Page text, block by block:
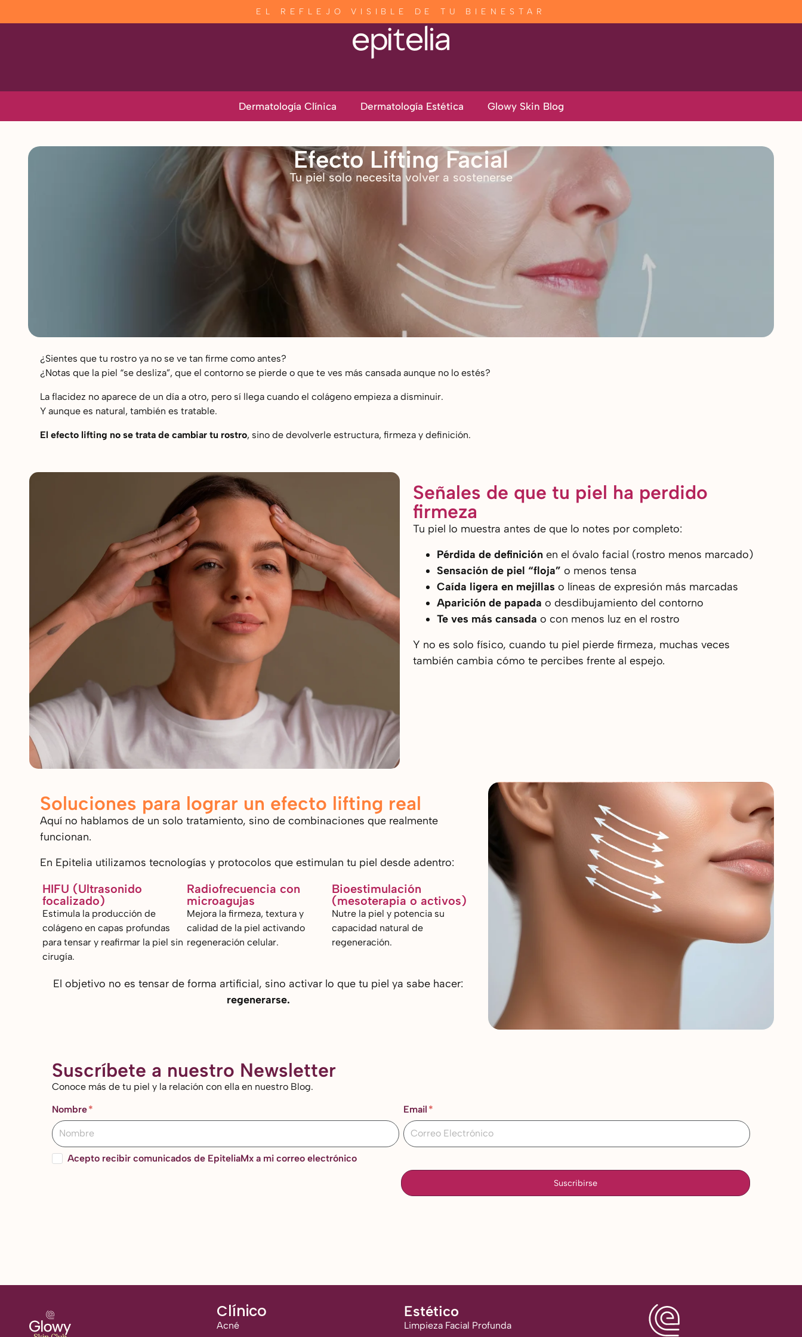
EL REFLEJO VISIBLE DE TU BIENESTAR
Dermatología Clínica Dermatología Estética Glowy Skin Blog
Efecto Lifting Facial
Tu piel solo necesita volver a sostenerse
¿Sientes que tu rostro ya no se ve tan firme como antes?
¿Notas que la piel “se desliza”, que el contorno se pierde o que te ves más cansada aunque no lo estés?
La flacidez no aparece de un día a otro, pero sí llega cuando el colágeno empieza a disminuir.
Y aunque es natural, también es tratable.
El efecto lifting no se trata de cambiar tu rostro, sino de devolverle estructura, firmeza y definición.
Señales de que tu piel ha perdido
firmeza
Tu piel lo muestra antes de que lo notes por completo:
Pérdida de definición en el óvalo facial (rostro menos marcado)
Sensación de piel “floja” o menos tensa
Caída ligera en mejillas o líneas de expresión más marcadas
Aparición de papada o desdibujamiento del contorno
Te ves más cansada o con menos luz en el rostro
Y no es solo físico, cuando tu piel pierde firmeza, muchas veces
también cambia cómo te percibes frente al espejo.
Soluciones para lograr un efecto lifting real
Aquí no hablamos de un solo tratamiento, sino de combinaciones que realmente
funcionan.
En Epitelia utilizamos tecnologías y protocolos que estimulan tu piel desde adentro:
HIFU (Ultrasonido
focalizado)
Estimula la producción de
colágeno en capas profundas
para tensar y reafirmar la piel sin
cirugía.
Radiofrecuencia con
microagujas
Mejora la firmeza, textura y
calidad de la piel activando
regeneración celular.
Bioestimulación
(mesoterapia o activos)
Nutre la piel y potencia su
capacidad natural de
regeneración.
El objetivo no es tensar de forma artificial, sino activar lo que tu piel ya sabe hacer:
regenerarse.
Suscríbete a nuestro Newsletter
Conoce más de tu piel y la relación con ella en nuestro Blog.
Nombre
Email
Acepto recibir comunicados de EpiteliaMx a mi correo electrónico
Suscribirse
Clínico
Acné
Estético
Limpieza Facial Profunda